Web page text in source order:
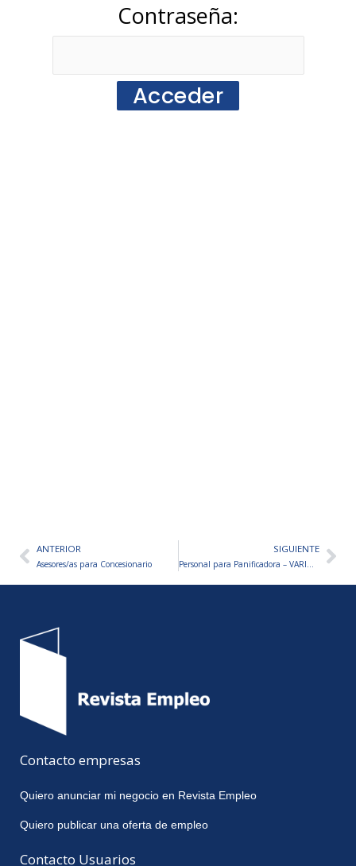
Contraseña:
AntANTERIOR
Asesores/as para Concesionario
SIGUIENTE
Personal para Panificadora – VARIOS PUESTOS A CUBRIR
Contacto empresas
Quiero anunciar mi negocio en Revista Empleo
Quiero publicar una oferta de empleo
Contacto Usuarios